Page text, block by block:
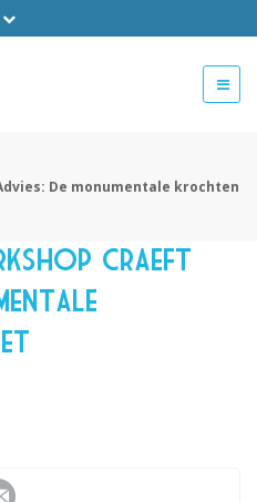
De monumentale krochten
Craeft